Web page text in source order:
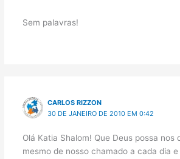
Sem palavras!
CARLOS RIZZON
30 DE JANEIRO DE 2010 EM 0:42
Olá Katia Shalom! Que Deus possa nos
mesmo de nosso chamado a cada dia